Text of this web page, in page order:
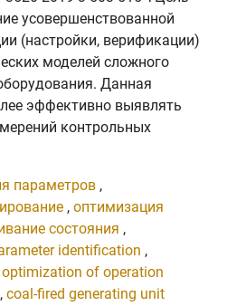
усовершенствованной
(настройки, верификации)
моделей сложного
Данная
эффективно выявлять
контрольных
параметров ,
, оптимизация
состояния ,
identification ,
optimization of operation
, coal-fired generating unit